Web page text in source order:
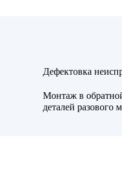
Дефектовка
Монтаж в
деталей разового